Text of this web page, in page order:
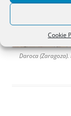
Cookie
Daroca